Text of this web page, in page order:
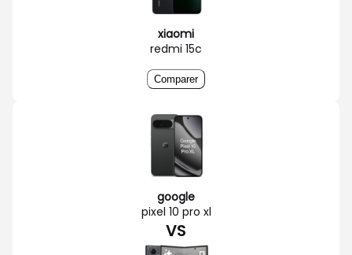
xiaomi
redmi 15c
Comparer
google
pixel 10 pro xl
VS